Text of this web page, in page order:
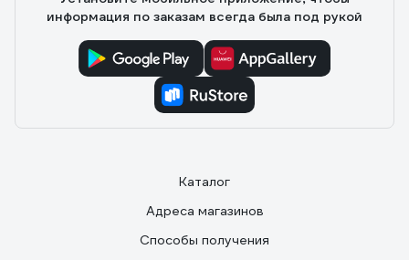
информация по заказам всегда была под рукой
Каталог
Адреса магазинов
Способы получения